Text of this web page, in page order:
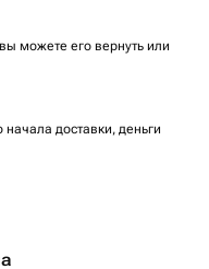
вы можете его вернуть или
доставки, деньги